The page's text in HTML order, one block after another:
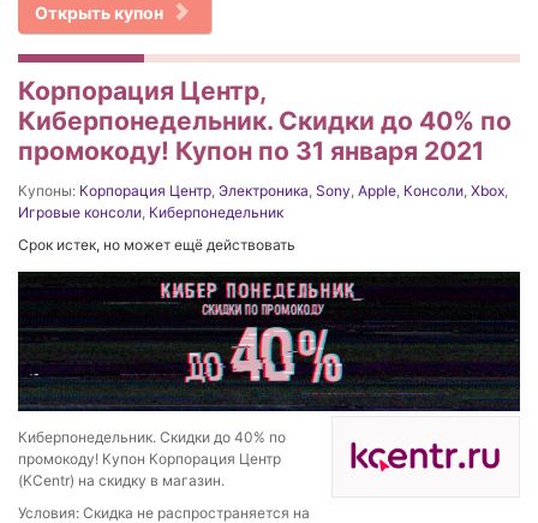
Открыть купон
Корпорация Центр,
Киберпонедельник. Скидки до 40% по
промокоду! Купон по 31 января 2021
Купоны: Корпорация Центр Электроника Sony Apple Консоли Xbox
Игровые консоли Киберпонедельник
Срок истек, но может ещё действовать
Киберпонедельник. Скидки до 40% по
промокоду! Купон Корпорация Центр
(KCentr) на скидку в магазин.
Условия: Скидка не распространяется на